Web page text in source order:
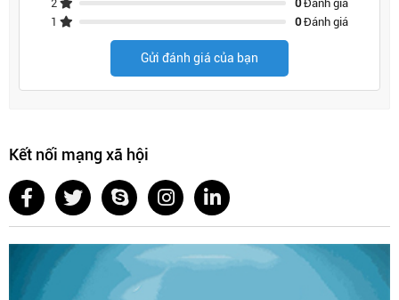
2
0Đánh giá
1
0Đánh giá
Gửi đánh giá của bạn
Kết nối mạng xã hội